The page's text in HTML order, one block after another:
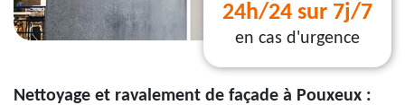
24h/24 sur 7j/7
en cas d'urgence
Nettoyage et ravalement de façade à Pouxeux :